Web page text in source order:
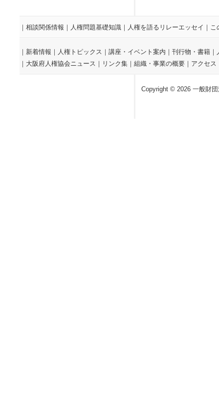
｜ 相談関係情報 ｜ 人権問題基礎知識 ｜ 人権を語るリレーエッセイ ｜ こ
｜ 新着情報 ｜ 人権トピックス ｜ 講座・イベント案内 ｜ 刊行物・書籍 ｜
｜ 大阪府人権協会ニュース ｜ リンク集 ｜ 組織・事業の概要 ｜ アクセス
Copyright © 2026 一般財